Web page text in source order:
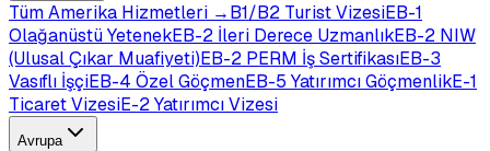
TümAmerika Hizmetleri →B1/B2 Turist VizesiEB-1
Olağanüstü YetenekEB-2 İleri Derece UzmanlıkEB-2 NIW
(Ulusal Çıkar Muafiyeti)EB-2 PERM İş SertifikasıEB-3
Vasıflı İşçiEB-4 Özel GöçmenEB-5 Yatırımcı GöçmenlikE-1
Ticaret VizesiE-2 Yatırımcı Vizesi
Avrupa